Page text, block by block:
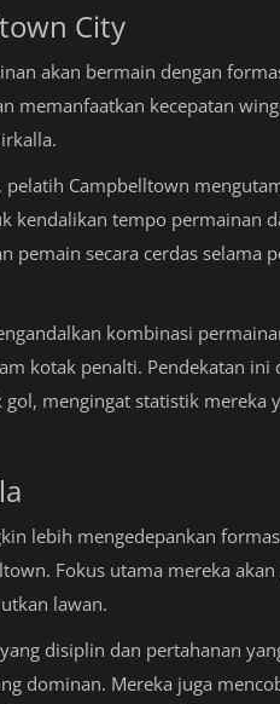
City
akan bermain dengan
memanfaatkan kecepatan
Campbelltown
kendalikan tempo permainan
pemain secara cerdas selama
kombinasi
kotak penalti. Pendekatan
mengingat statistik
lebih mengedepankan
Fokus utama mereka
lawan.
disiplin dan pertahanan
dominan. Mereka juga